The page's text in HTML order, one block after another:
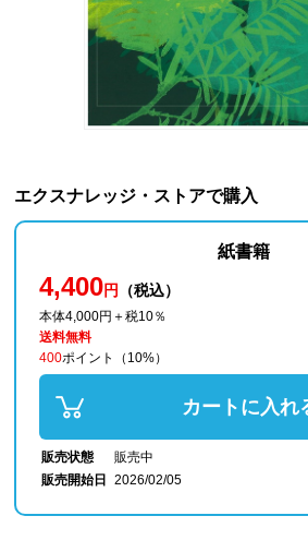
エクスナレッジ・ストアで購入
紙書籍
4,400円 （税込）
本体4,000円＋税10％
送料無料
400ポイント （10%）
カートに入れ
販売状態
販売中
販売開始日
2026/02/05